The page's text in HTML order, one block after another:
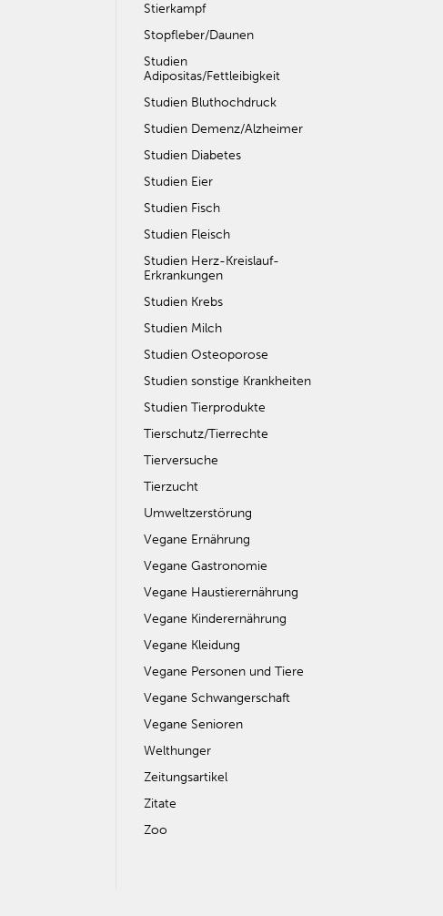
Stierkampf
Stopfleber/Daunen
Studien
Adipositas/Fettleibigkeit
Studien Bluthochdruck
Studien Demenz/Alzheimer
Studien Diabetes
Studien Eier
Studien Fisch
Studien Fleisch
Studien Herz-Kreislauf-
Erkrankungen
Studien Krebs
Studien Milch
Studien Osteoporose
Studien sonstige Krankheiten
Studien Tierprodukte
Tierschutz/Tierrechte
Tierversuche
Tierzucht
Umweltzerstörung
Vegane Ernährung
Vegane Gastronomie
Vegane Haustierernährung
Vegane Kinderernährung
Vegane Kleidung
Vegane Personen und Tiere
Vegane Schwangerschaft
Vegane Senioren
Welthunger
Zeitungsartikel
Zitate
Zoo